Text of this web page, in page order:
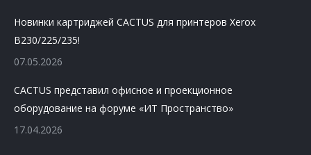
Новинки картриджей CACTUS для принтеров Xerox
B230/225/235!
07.05.2026
CACTUS представил офисное и проекционное
оборудование на форуме «ИТ Пространство»
17.04.2026